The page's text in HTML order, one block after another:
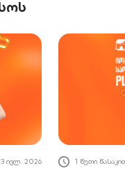
ივლ. 2026 1 წუთი